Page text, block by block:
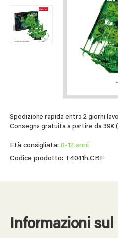
Spedizione rapida entro 2 giorni
Consegna gratuita a partire da 39€
Età consigliata: 8-12 anni
Codice prodotto: T4041h.CBF
Informazioni